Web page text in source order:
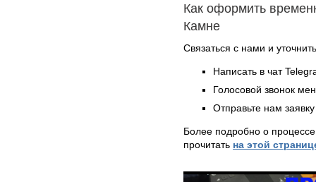
Как оформить
Камне
Связаться с нами и
Написать в чат
Голосовой звонок
Отправьте нам
Более подробно о
прочитать на этой